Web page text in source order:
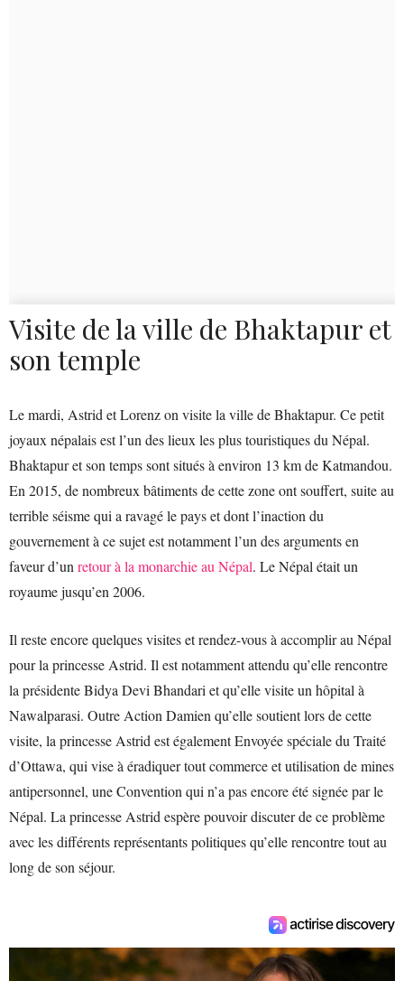
Visite de la ville de Bhaktapur et
son temple
Le mardi, Astrid et Lorenz on visite la ville de Bhaktapur. Ce petit
joyaux népalais est l’un des lieux les plus touristiques du Népal.
Bhaktapur et son temps sont situés à environ 13 km de Katmandou.
En 2015, de nombreux bâtiments de cette zone ont souffert, suite au
terrible séisme qui a ravagé le pays et dont l’inaction du
gouvernement à ce sujet est notamment l’un des arguments en
faveur d’un retour à la monarchie au Népal. Le Népal était un
royaume jusqu’en 2006.
Il reste encore quelques visites et rendez-vous à accomplir au Népal
pour la princesse Astrid. Il est notamment attendu qu’elle rencontre
la présidente Bidya Devi Bhandari et qu’elle visite un hôpital à
Nawalparasi. Outre Action Damien qu’elle soutient lors de cette
visite, la princesse Astrid est également Envoyée spéciale du Traité
d’Ottawa, qui vise à éradiquer tout commerce et utilisation de mines
antipersonnel, une Convention qui n’a pas encore été signée par le
Népal. La princesse Astrid espère pouvoir discuter de ce problème
avec les différents représentants politiques qu’elle rencontre tout au
long de son séjour.